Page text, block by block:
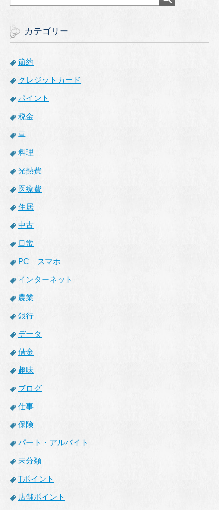
カテゴリー
節約
クレジットカード
ポイント
税金
車
料理
光熱費
医療費
住居
中古
日常
PC スマホ
インターネット
農業
銀行
データ
借金
趣味
ブログ
仕事
保険
パート・アルバイト
未分類
Tポイント
店舗ポイント